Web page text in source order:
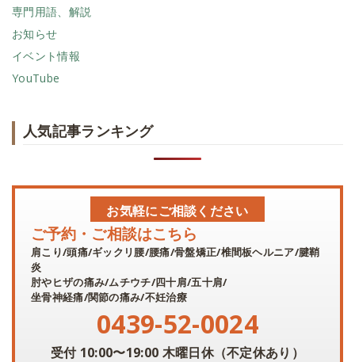
専門用語、解説
お知らせ
イベント情報
YouTube
人気記事ランキング
お気軽にご相談ください
ご予約・ご相談はこちら
肩こり/頭痛/ギックリ腰/腰痛/骨盤矯正/椎間板ヘルニア/腱鞘
炎
肘やヒザの痛み/ムチウチ/四十肩/五十肩/
坐骨神経痛/関節の痛み/不妊治療
0439-52-0024
受付 10:00〜19:00 木曜日休（不定休あり）